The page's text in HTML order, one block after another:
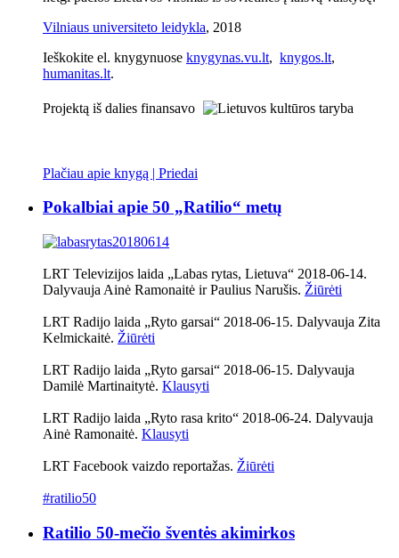
Vilniaus universiteto leidykla, 2018
Ieškokite el. knygynuose knygynas.vu.lt, knygos.lt,
humanitas.lt.
Projektą iš dalies finansavo
Plačiau apie knygą | Priedai
Pokalbiai apie 50 „Ratilio“ metų
LRT Televizijos laida „Labas rytas, Lietuva“ 2018-06-14.
Dalyvauja Ainė Ramonaitė ir Paulius Narušis. Žiūrėti
LRT Radijo laida „Ryto garsai“ 2018-06-15. Dalyvauja Zita
Kelmickaitė. Žiūrėti
LRT Radijo laida „Ryto garsai“ 2018-06-15. Dalyvauja
Damilė Martinaitytė. Klausyti
LRT Radijo laida „Ryto rasa krito“ 2018-06-24. Dalyvauja
Ainė Ramonaitė. Klausyti
LRT Facebook vaizdo reportažas. Žiūrėti
#ratilio50
Ratilio 50-mečio šventės akimirkos